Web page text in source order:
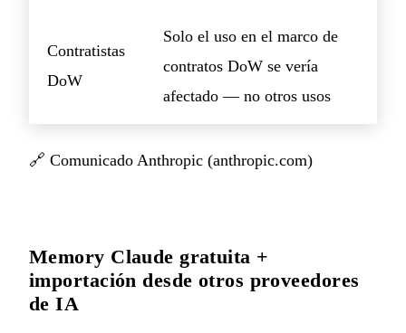
Contratistas
DoW
Solo el uso en el marco de
contratos DoW se vería
afectado — no otros usos
🔗 Comunicado Anthropic (anthropic.com)
Memory Claude gratuita +
importación desde otros proveedores
de IA